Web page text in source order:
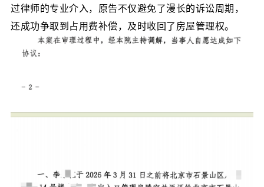
过律师的专业介入，原告不仅避免了漫长的诉讼周期，
还成功争取到占用费补偿，及时收回了房屋管理权。